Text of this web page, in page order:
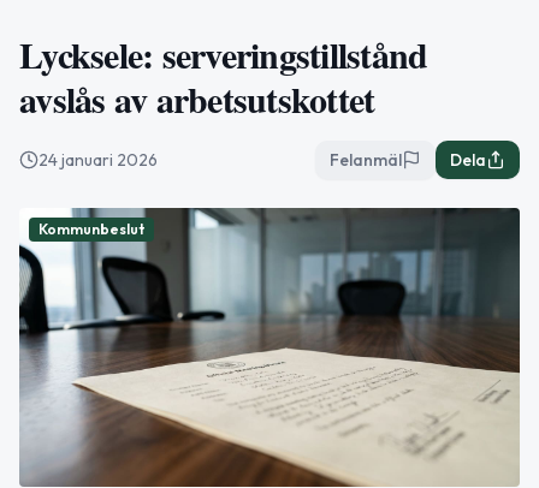
Lycksele: serveringstillstånd
avslås av arbetsutskottet
24 januari 2026 Felanmäl Dela
Kommunbeslut